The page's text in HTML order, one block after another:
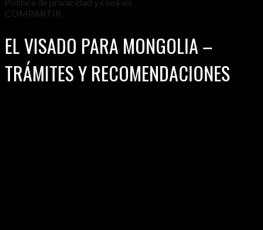
Politica de privacidad y cookies
COMPARTIR
EL VISADO PARA MONGOLIA –
TRÁMITES Y RECOMENDACIONES